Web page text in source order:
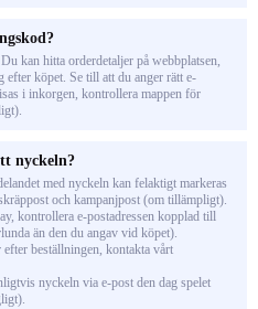
kan hitta orderdetaljer på webbplatsen,
köpet. Se till att du anger rätt e-
i inkorgen, kontrollera mappen för
nyckeln?
med nyckeln kan felaktigt markeras
och kampanjpost (om tillämpligt).
kontrollera e-postadressen kopplad till
än den du angav vid köpet).
beställningen, kontakta vårt
nyckeln via e-post den dag spelet